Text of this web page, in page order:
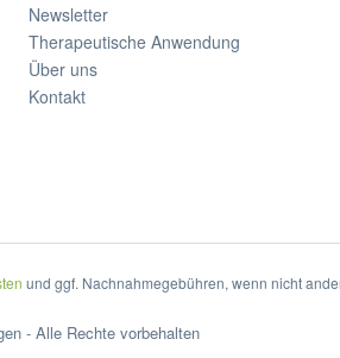
Newsletter
Therapeutische Anwendung
Über uns
Kontakt
und ggf. Nachnahmegebühren, wenn nicht
- Alle Rechte vorbehalten